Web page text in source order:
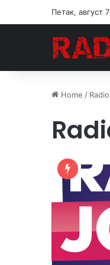
Петак, август
Home /